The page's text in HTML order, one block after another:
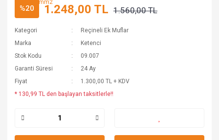
%20 1.248,00 TL 1.560,00 TL
Kategori
Reçineli Ek Muflar
Marka
Ketenci
Stok Kodu
09.007
Garanti Süresi
24 Ay
Fiyat
1.300,00 TL + KDV
* 130,99 TL den başlayan taksitlerle!!